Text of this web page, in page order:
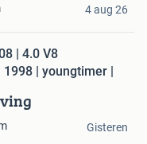
4 aug 26
| 4.0 V8
| youngtimer |
Gisteren